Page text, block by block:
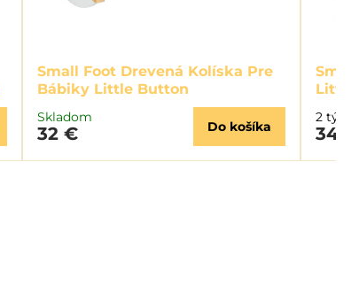
Small Foot Drevená Kolíska Pre
Bábiky Little Button
Skladom
32 € Do košíka
Little
2